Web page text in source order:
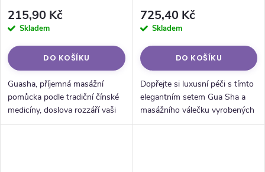
215,90 Kč
Skladem
DO KOŠÍKU
Guasha, příjemná masážní
pomůcka podle tradiční čínské
medicíny, doslova rozzáří vaši
tvář i váš den. Její jedinečný tvar
725,40 Kč
Skladem
DO KOŠÍKU
Dopřejte si luxusní péči s tímto
elegantním setem Gua Sha a
masážního válečku vyrobených
z kvalitního ametystu. Ideální